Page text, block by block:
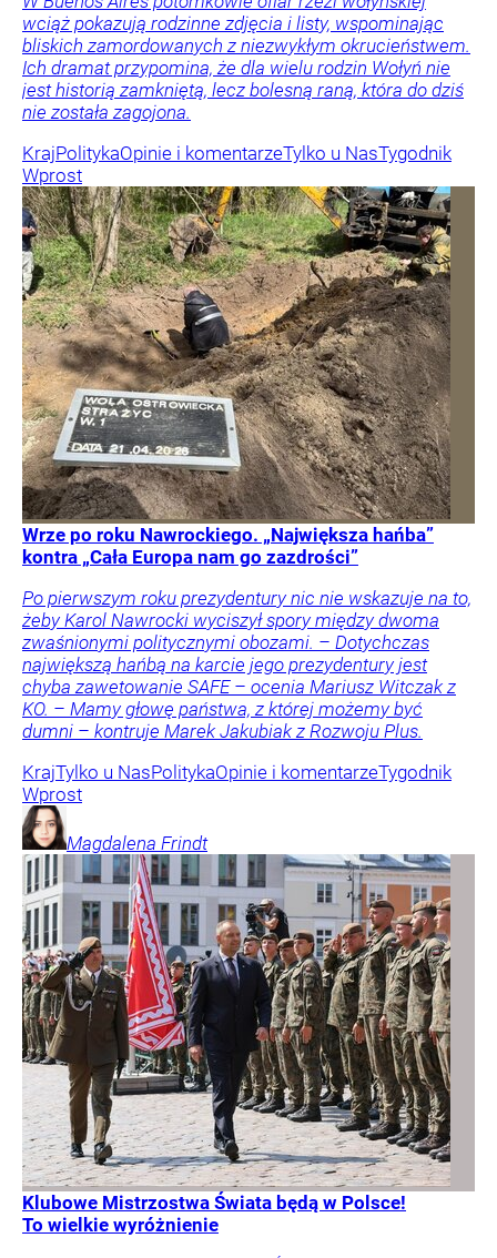
wciąż pokazują rodzinne zdjęcia i listy, wspominając
bliskich zamordowanych z niezwykłym okrucieństwem.
Ich dramat przypomina, że dla wielu rodzin Wołyń nie
jest historią zamkniętą, lecz bolesną raną, która do dziś
nie została zagojona.
KrajPolitykaOpinie i komentarzeTylko u NasTygodnik
Wprost
Wrze po roku Nawrockiego. „Największa hańba”
kontra „Cała Europa nam go zazdrości”
Po pierwszym roku prezydentury nic nie wskazuje na to,
żeby Karol Nawrocki wyciszył spory między dwoma
zwaśnionymi politycznymi obozami. – Dotychczas
największą hańbą na karcie jego prezydentury jest
chyba zawetowanie SAFE – ocenia Mariusz Witczak z
KO. – Mamy głowę państwa, z której możemy być
dumni – kontruje Marek Jakubiak z Rozwoju Plus.
KrajTylko u NasPolitykaOpinie i komentarzeTygodnik
Wprost
Magdalena Frindt
Klubowe Mistrzostwa Świata będą w Polsce!
To wielkie wyróżnienie